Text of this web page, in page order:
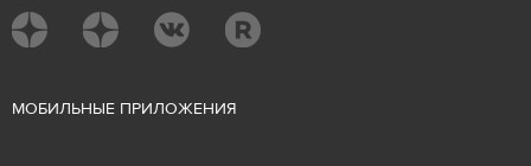
МОБИЛЬНЫЕ ПРИЛОЖЕНИЯ